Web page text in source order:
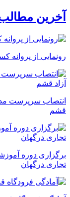
آخرین
رونمایی از پروانه
انتصاب سرپرست
قشم
برگزاری دوره
تجاری درگهان